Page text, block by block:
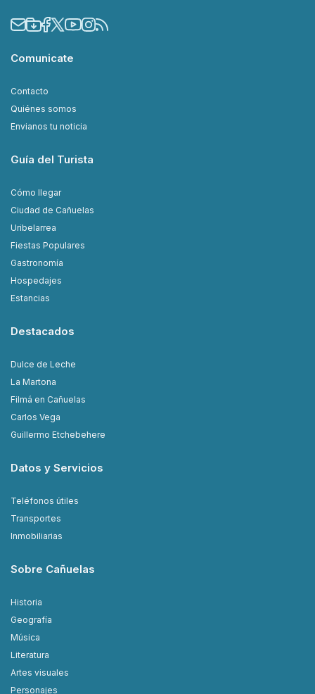
Comunicate
Contacto
Quiénes somos
Envianos tu noticia
Guía del Turista
Cómo llegar
Ciudad de Cañuelas
Uribelarrea
Fiestas Populares
Gastronomía
Hospedajes
Estancias
Destacados
Dulce de Leche
La Martona
Filmá en Cañuelas
Carlos Vega
Guillermo Etchebehere
Datos y Servicios
Teléfonos útiles
Transportes
Inmobiliarias
Sobre Cañuelas
Historia
Geografía
Música
Literatura
Artes visuales
Personajes